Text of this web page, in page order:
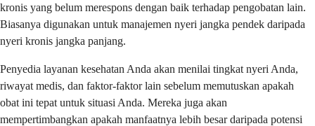
kronis yang belum merespons dengan baik terhadap pengobatan lain.
Biasanya digunakan untuk manajemen nyeri jangka pendek daripada
nyeri kronis jangka panjang.
Penyedia layanan kesehatan Anda akan menilai tingkat nyeri Anda,
riwayat medis, dan faktor-faktor lain sebelum memutuskan apakah
obat ini tepat untuk situasi Anda. Mereka juga akan
mempertimbangkan apakah manfaatnya lebih besar daripada potensi